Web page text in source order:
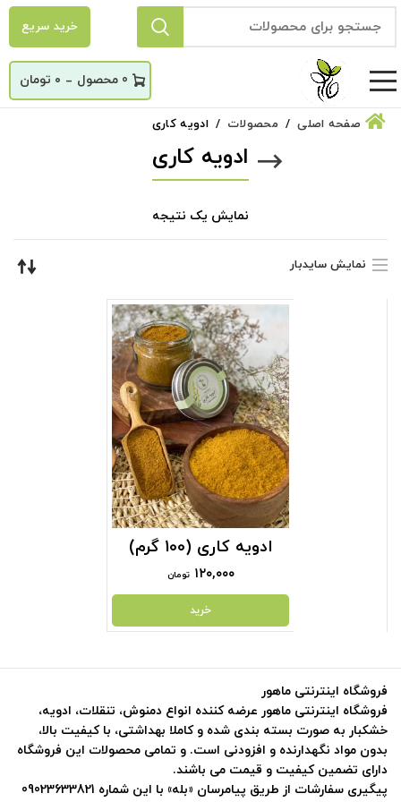
خرید سریع
0
_ ۰ تومان
صفحه اصلی محصولات ادویه کاری
ادویه کاری
نمایش یک نتیجه
نمایش سایدبار
ادویه کاری (100 گرم)
۱۲۰,۰۰۰ تومان
خرید
فروشگاه اینترنتی ماهور
فروشگاه اینترنتی ماهور عرضه کننده انواع دمنوش، تنقلات، ادویه،
خشکبار به صورت بسته بندی شده و کاملا بهداشتی، با کیفیت بالا،
بدون مواد نگهدارنده و افزودنی است. و تمامی محصولات این فروشگاه
دارای تضمین کیفیت و قیمت می باشند.
پیگیری سفارشات از طریق پیامرسان «بله» با این شماره 09023633821